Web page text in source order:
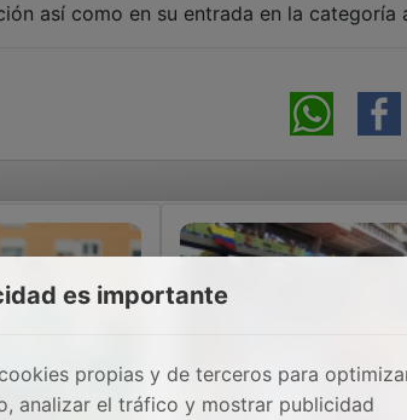
así como en su entrada en la categoría
es importante
propias y de terceros para
analizar el tráfico y mostrar publicidad